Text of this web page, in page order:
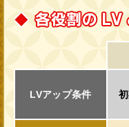
LVアップ条件